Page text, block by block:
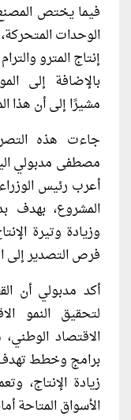
فيما يختص
بالإضافة إلى
مشيرًا إلى أن هذا المصنع
جاءت هذه
مصطفى مدبولي
أعرب رئيس
المشروع،
وزيادة وتيرة
فرص التصدير إلى
أكد مدبولي أن
لتحقيق النمو
الاقتصاد
برامج وخطط تهدف
زيادة الإنتاج،
الأسواق المتاحة